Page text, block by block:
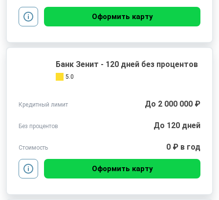
Оформить карту
Банк Зенит - 120 дней без процентов
5.0
Кредитный лимит До 2 000 000 ₽
Без процентов До 120 дней
Стоимость 0 ₽ в год
Оформить карту